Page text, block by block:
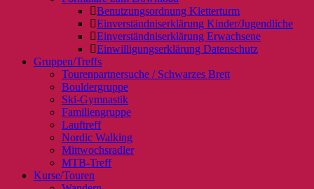
Benutzungsordnung Kletterturm
Einverständniserklärung Kinder/Jugendliche
Einverständniserklärung Erwachsene
Einwilligungserklärung Datenschutz
Gruppen/Treffs
Tourenpartnersuche / Schwarzes Brett
Bouldergruppe
Ski-Gymnastik
Familiengruppe
Lauftreff
Nordic Walking
Mittwochsradler
MTB-Treff
Kurse/Touren